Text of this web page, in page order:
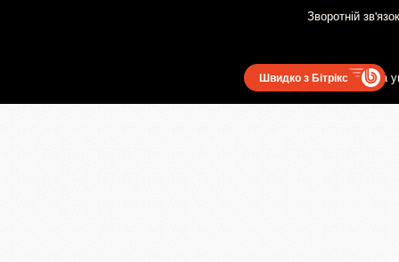
Зворотній зв'язок
Користувацька
Швидко з Бітрікс